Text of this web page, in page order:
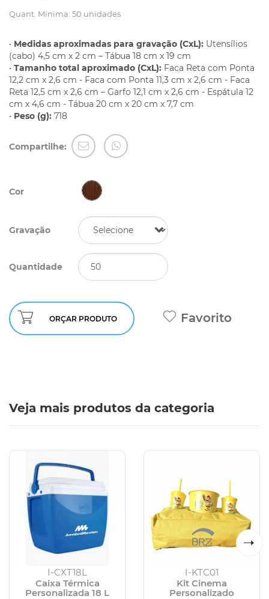
Quant. Mínima: 50 unidades
• Medidas aproximadas para gravação (CxL): Utensílios
(cabo) 4,5 cm x 2 cm – Tábua 18 cm x 19 cm
• Tamanho total aproximado (CxL): Faca Reta com Ponta
12,2 cm x 2,6 cm - Faca com Ponta 11,3 cm x 2,6 cm - Faca
Reta 12,5 cm x 2,6 cm – Garfo 12,1 cm x 2,6 cm - Espátula 12
cm x 4,6 cm - Tábua 20 cm x 20 cm x 7,7 cm
• Peso (g): 718
Compartilhe:
Cor
Gravação
Quantidade
ORÇAR PRODUTO Favorito
Veja mais produtos da categoria
I-CXT18L
Caixa Térmica
Personalizada 18 L
I-KTC01
Kit Cinema
Personalizado